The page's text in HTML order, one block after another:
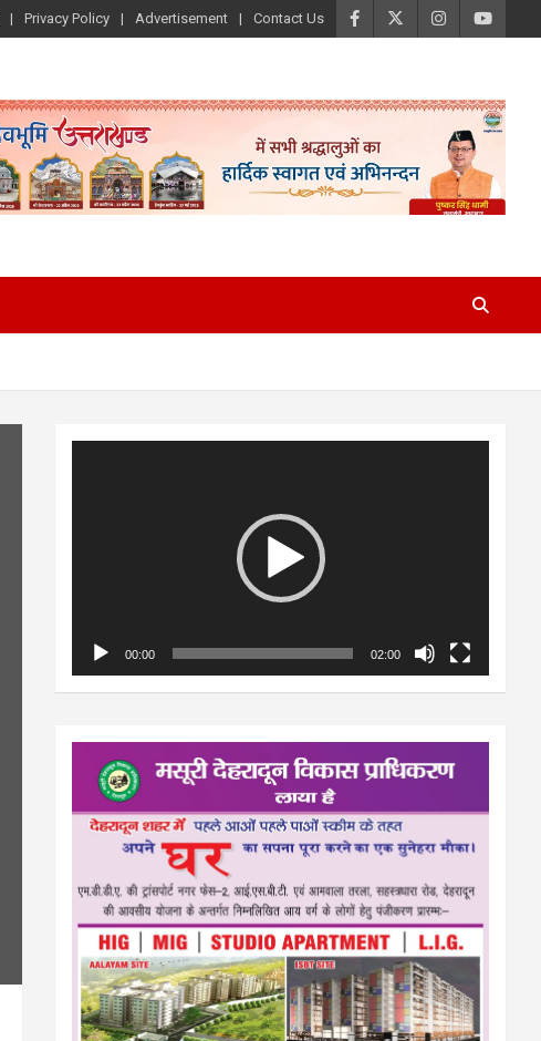
Privacy Policy Advertisement Contact Us
00:00 02:00